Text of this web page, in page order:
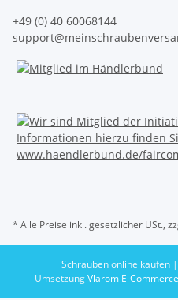
+49 (0) 40 60068144
* Alle Preise inkl. gesetzlicher USt.,
Schrauben online kaufen
UmsetzungVlarom E-